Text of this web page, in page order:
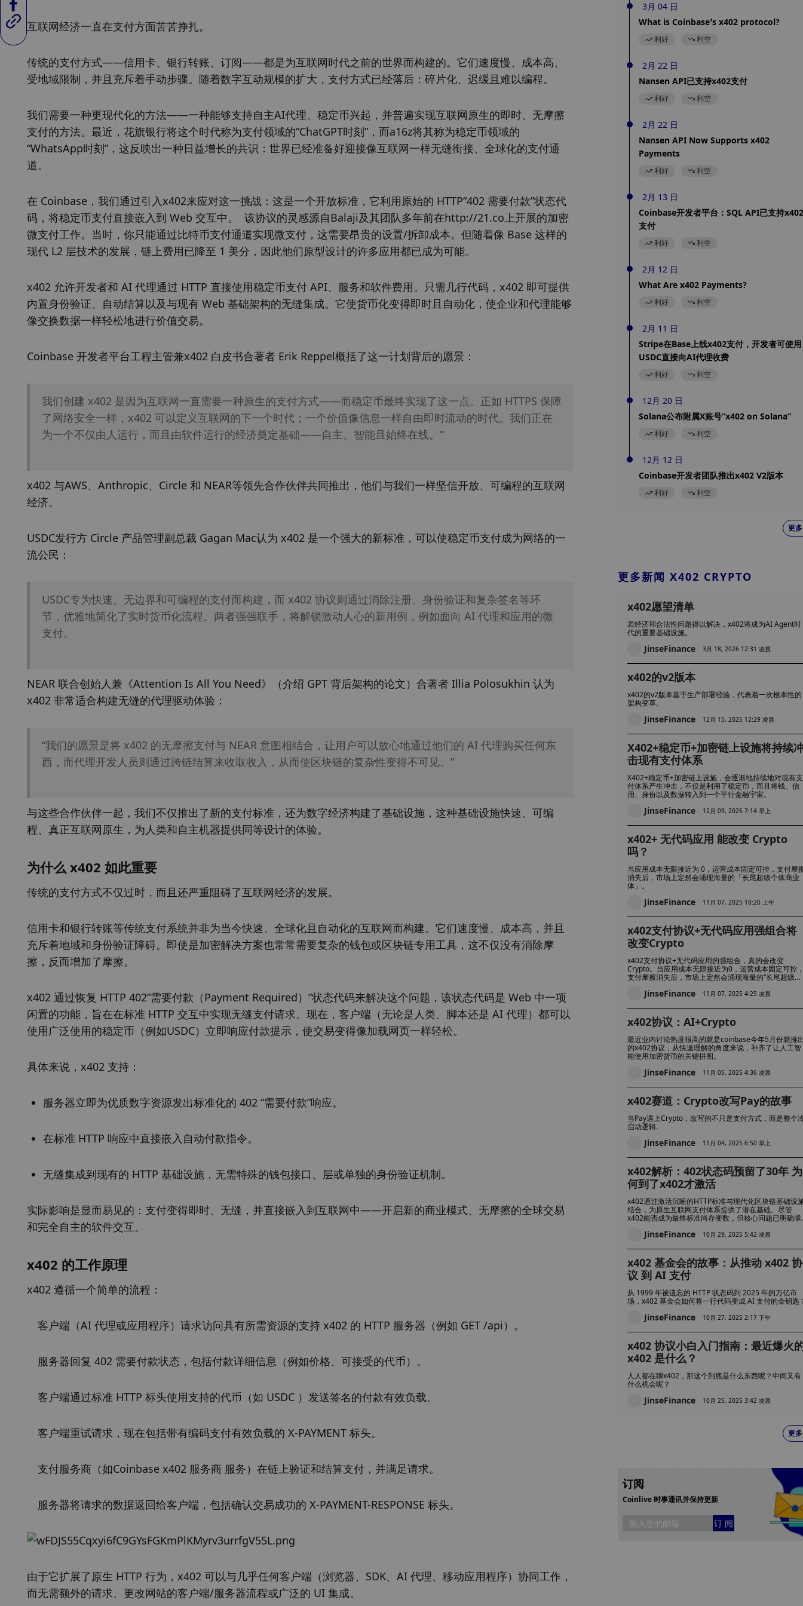
互联网经济一直在支付方面苦苦挣扎。
传统的支付方式——信用卡、银行转账、订阅——都是为互联网时代之前的世界而构建的。它们速度慢、成本高、
受地域限制，并且充斥着手动步骤。随着数字互动规模的扩大，支付方式已经落后：碎片化、迟缓且难以编程。
我们需要一种更现代化的方法——一种能够支持自主AI代理、稳定币兴起，并普遍实现互联网原生的即时、无摩擦
支付的方法。最近，花旗银行将这个时代称为支付领域的“ChatGPT时刻”，而a16z将其称为稳定币领域的
“WhatsApp时刻”，这反映出一种日益增长的共识：世界已经准备好迎接像互联网一样无缝衔接、全球化的支付通
道。
在 Coinbase，我们通过引入x402来应对这一挑战：这是一个开放标准，它利用原始的 HTTP“402 需要付款”状态代
码，将稳定币支付直接嵌入到 Web 交互中。  该协议的灵感源自Balaji及其团队多年前在http://21.co上开展的加密
微支付工作。当时，你只能通过比特币支付通道实现微支付，这需要昂贵的设置/拆卸成本。但随着像 Base 这样的
现代 L2 层技术的发展，链上费用已降至 1 美分，因此他们原型设计的许多应用都已成为可能。
x402 允许开发者和 AI 代理通过 HTTP 直接使用稳定币支付 API、服务和软件费用。只需几行代码，x402 即可提供
内置身份验证、自动结算以及与现有 Web 基础架构的无缝集成。它使货币化变得即时且自动化，使企业和代理能够
像交换数据一样轻松地进行价值交易。
Coinbase 开发者平台工程主管兼x402 白皮书合著者 Erik Reppel概括了这一计划背后的愿景：
我们创建 x402 是因为互联网一直需要一种原生的支付方式——而稳定币最终实现了这一点。正如 HTTPS 保障
了网络安全一样，x402 可以定义互联网的下一个时代；一个价值像信息一样自由即时流动的时代。我们正在
为一个不仅由人运行，而且由软件运行的经济奠定基础——自主、智能且始终在线。”
x402 与AWS、Anthropic、Circle 和 NEAR等领先合作伙伴共同推出，他们与我们一样坚信开放、可编程的互联网
经济。
USDC发行方 Circle 产品管理副总裁 Gagan Mac认为 x402 是一个强大的新标准，可以使稳定币支付成为网络的一
流公民：
USDC专为快速、无边界和可编程的支付而构建，而 x402 协议则通过消除注册、身份验证和复杂签名等环
节，优雅地简化了实时货币化流程。两者强强联手，将解锁激动人心的新用例，例如面向 AI 代理和应用的微
支付。
NEAR 联合创始人兼《Attention Is All You Need》（介绍 GPT 背后架构的论文）合著者 Illia Polosukhin 认为
x402 非常适合构建无缝的代理驱动体验：
“我们的愿景是将 x402 的无摩擦支付与 NEAR 意图相结合，让用户可以放心地通过他们的 AI 代理购买任何东
西，而代理开发人员则通过跨链结算来收取收入，从而使区块链的复杂性变得不可见。”
与这些合作伙伴一起，我们不仅推出了新的支付标准，还为数字经济构建了基础设施，这种基础设施快速、可编
程、真正互联网原生，为人类和自主机器提供同等设计的体验。
为什么 x402 如此重要
传统的支付方式不仅过时，而且还严重阻碍了互联网经济的发展。
信用卡和银行转账等传统支付系统并非为当今快速、全球化且自动化的互联网而构建。它们速度慢、成本高，并且
充斥着地域和身份验证障碍。即使是加密解决方案也常常需要复杂的钱包或区块链专用工具，这不仅没有消除摩
擦，反而增加了摩擦。
x402 通过恢复 HTTP 402“需要付款（Payment Required）”状态代码来解决这个问题，该状态代码是 Web 中一项
闲置的功能，旨在在标准 HTTP 交互中实现无缝支付请求。现在，客户端（无论是人类、脚本还是 AI 代理）都可以
使用广泛使用的稳定币（例如USDC）立即响应付款提示，使交易变得像加载网页一样轻松。
具体来说，x402 支持：
服务器立即为优质数字资源发出标准化的 402 “需要付款”响应。
在标准 HTTP 响应中直接嵌入自动付款指令。
无缝集成到现有的 HTTP 基础设施，无需特殊的钱包接口、层或单独的身份验证机制。
实际影响是显而易见的：支付变得即时、无缝，并直接嵌入到互联网中——开启新的商业模式、无摩擦的全球交易
和完全自主的软件交互。
x402 的工作原理
x402 遵循一个简单的流程：
客户端（AI 代理或应用程序）请求访问具有所需资源的支持 x402 的 HTTP 服务器（例如 GET /api）。
服务器回复 402 需要付款状态，包括付款详细信息（例如价格、可接受的代币）。
客户端通过标准 HTTP 标头使用支持的代币（如 USDC ）发送签名的付款有效负载。
客户端重试请求，现在包括带有编码支付有效负载的 X-PAYMENT 标头。
支付服务商（如Coinbase x402 服务商 服务）在链上验证和结算支付，并满足请求。
服务器将请求的数据返回给客户端，包括确认交易成功的 X-PAYMENT-RESPONSE 标头。
由于它扩展了原生 HTTP 行为，x402 可以与几乎任何客户端（浏览器、SDK、AI 代理、移动应用程序）协同工作，
而无需额外的请求、更改网站的客户端/服务器流程或广泛的 UI 集成。
3月 04 日
What is Coinbase’s x402 protocol?
利好 利空
2月 22 日
Nansen API已支持x402支付
利好 利空
2月 22 日
Nansen API Now Supports x402
Payments
利好 利空
2月 13 日
Coinbase开发者平台：SQL API已支持x402
支付
利好 利空
2月 12 日
What Are x402 Payments?
利好 利空
2月 11 日
Stripe在Base上线x402支付，开发者可使用
USDC直接向AI代理收费
利好 利空
12月 20 日
Solana公布附属X账号“x402 on Solana”
利好 利空
12月 12 日
Coinbase开发者团队推出x402 V2版本
利好 利空
更多
更多新闻 X402 CRYPTO
x402愿望清单
若经济和合法性问题得以解决，x402将成为AI Agent时
代的重要基础设施。
JinseFinance 3月 18, 2026 12:31 凌晨
x402的v2版本
x402的v2版本基于生产部署经验，代表着一次根本性的
架构变革。
JinseFinance 12月 15, 2025 12:29 凌晨
X402+稳定币+加密链上设施将持续
击现有支付体系
X402+稳定币+加密链上设施，会逐渐地持续地对现有支
付体系产生冲击，不仅是利用了稳定币，而且将钱、信
用、身份以及数据转入到一个平行金融宇宙。
JinseFinance 12月 09, 2025 7:14 早上
x402+ 无代码应用 能改变 Crypto
吗？
当应用成本无限接近为 0，运营成本固定可控，支付摩
消失后，市场上定然会涌现海量的「长尾超级个体商业
体」。
JinseFinance 11月 07, 2025 10:20 上午
x402支付协议+无代码应用强组合将
改变Crypto
x402支付协议+无代码应用的强组合，真的会改变
Crypto。当应用成本无限接近为0，运营成本固定可控
支付摩擦消失后，市场上定然会涌现海量的“长尾超级个
JinseFinance 11月 07, 2025 4:25 凌晨
x402协议：AI+Crypto
最近业内讨论热度很高的就是coinbase今年5月份就推
的x402协议，从快速理解的角度来说，补齐了让人工智
能使用加密货币的关键拼图。
JinseFinance 11月 05, 2025 4:36 凌晨
x402赛道：Crypto改写Pay的故事
当Pay遇上Crypto，改写的不只是支付方式，而是整个
启动逻辑.
JinseFinance 11月 04, 2025 6:50 早上
x402解析：402状态码预留了30年 为
何到了x402才激活
x402通过激活沉睡的HTTP标准与现代化区块链基础设
结合，为原生互联网支付体系提供了潜在基础。尽管
x402能否成为最终标准尚存变数，但核心问题已明确亟
JinseFinance 10月 29, 2025 5:42 凌晨
x402 基金会的故事：从推动 x402 协
议 到 AI 支付
从 1999 年被遗忘的 HTTP 状态码到 2025 年的万亿市
场，x402 基金会如何将一行代码变成 AI 支付的金钥匙
JinseFinance 10月 27, 2025 2:17 下午
x402 协议小白入门指南：最近爆火
x402 是什么？
人人都在聊x402，那这个到底是什么东西呢？中间又有
什么机会呢？
JinseFinance 10月 25, 2025 3:42 凌晨
更多
订阅
Coinlive 时事通讯并保持更新
订 阅